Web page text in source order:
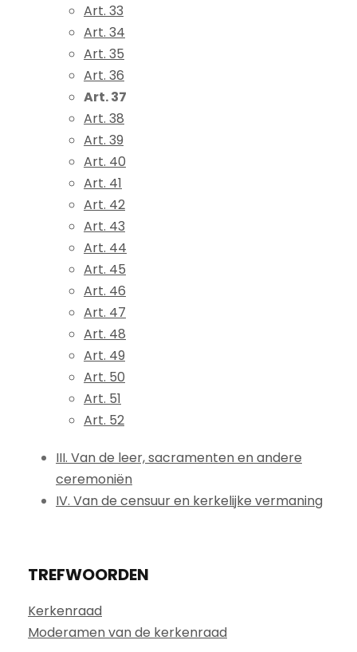
Art. 33
Art. 34
Art. 35
Art. 36
Art. 37
Art. 38
Art. 39
Art. 40
Art. 41
Art. 42
Art. 43
Art. 44
Art. 45
Art. 46
Art. 47
Art. 48
Art. 49
Art. 50
Art. 51
Art. 52
III. Van de leer, sacramenten en andere
ceremoniën
IV. Van de censuur en kerkelijke vermaning
TREFWOORDEN
Kerkenraad
Moderamen van de kerkenraad